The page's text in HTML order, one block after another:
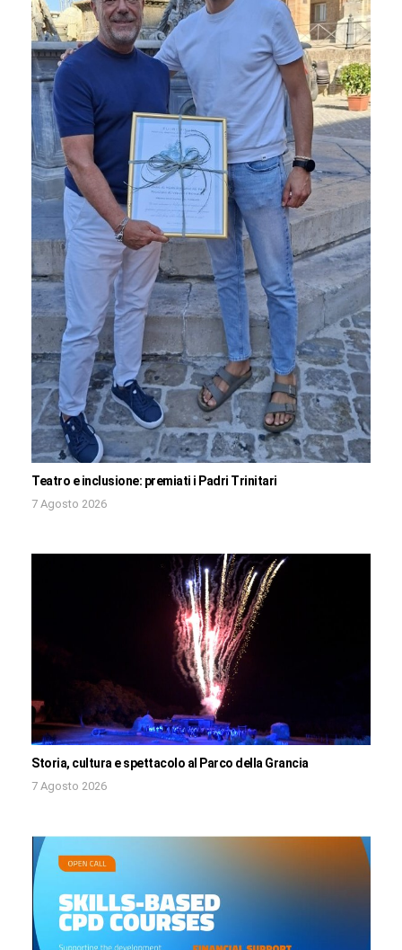
Teatro e inclusione: premiati i Padri Trinitari
7 Agosto 2026
Storia, cultura e spettacolo al Parco della Grancia
7 Agosto 2026